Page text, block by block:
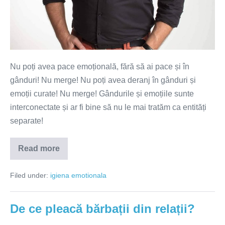
Nu poți avea pace emoțională, fără să ai pace și în
gânduri! Nu merge! Nu poți avea deranj în gânduri și
emoții curate! Nu merge! Gândurile și emoțiile sunte
interconectate și ar fi bine să nu le mai tratăm ca entități
separate!
Read more
Gânduri
și
–
sau
Filed under: igiena emotionala
De ce pleacă bărbații din relații?